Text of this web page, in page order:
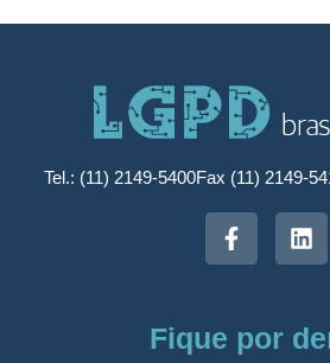
Tel.: (11) 2149-5400Fax (11) 2149-
Fique por